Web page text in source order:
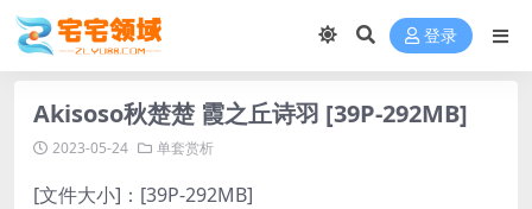
登录
Akisoso秋楚楚 霞之丘诗羽 [39P-292MB]
2023-05-24 单套赏析
[文件大小]：[39P-292MB]